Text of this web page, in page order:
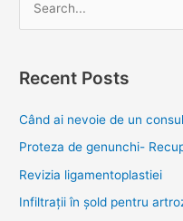
r
o
r
Recent Posts
Când ai nevoie de un
Proteza de genunchi-
Revizia ligamentoplastiei
Infiltrații în șold pentru